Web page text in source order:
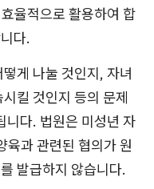
율적으로 활용하여 합
다.
게 나눌 것인지, 자녀
킬 것인지 등의 문제
니다. 법원은 미성년 자
육과 관련된 협의가 원
발급하지 않습니다.